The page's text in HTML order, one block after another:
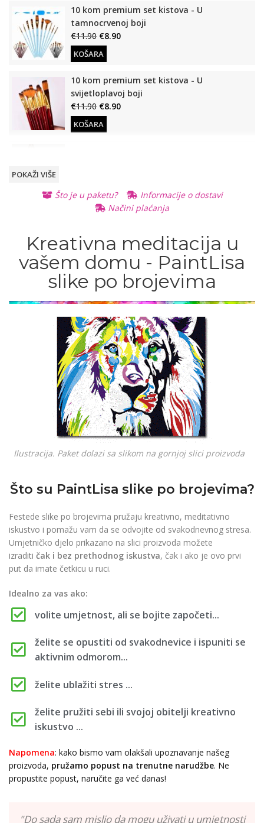
10 kom premium set kistova - U
tamnocrvenoj boji
€11.90 €8.90
KOŠARA
10 kom premium set kistova - U
svijetloplavoj boji
€11.90 €8.90
KOŠARA
Osvijetljeno, stolno povećalo
READ MORE
MORE
Otvarajuće, prijenosno
džepno povećalo
€6.90 €4.90
READ MORE
READ
POKAŽI VIŠE
Što je u paketu?
Informacije o dostavi
Načini plaćanja
Kreativna meditacija u
vašem domu - PaintLisa
slike po brojevima
Ilustracija. Paket dolazi sa slikom na gornjoj slici proizvoda
Što su PaintLisa slike po brojevima?
Festede slike po brojevima pružaju kreativno, meditativno
iskustvo i pomažu vam da se odvojite od svakodnevnog stresa.
Umjetničko djelo prikazano na slici proizvoda možete
izraditi čak i bez prethodnog iskustva, čak i ako je ovo prvi
put da imate četkicu u ruci.
Idealno za vas ako:
volite umjetnost, ali se bojite započeti...
želite se opustiti od svakodnevice i ispuniti se
aktivnim odmorom...
želite ublažiti stres ...
želite pružiti sebi ili svojoj obitelji kreativno
iskustvo ...
Napomena: kako bismo vam olakšali upoznavanje našeg
proizvoda, pružamo popust na trenutne narudžbe. Ne
propustite popust, naručite ga već danas!
"Do sada sam mislio da mogu uživati u umjetnosti